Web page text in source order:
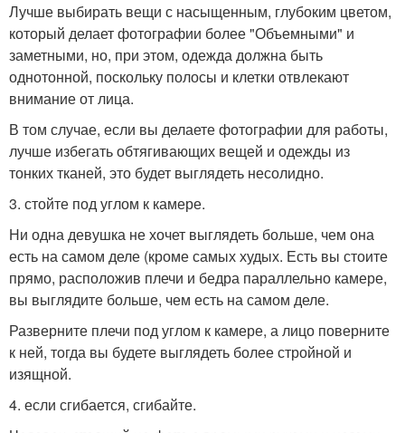
Лучше выбирать вещи с насыщенным, глубоким цветом,
который делает фотографии более "Объемными" и
заметными, но, при этом, одежда должна быть
однотонной, поскольку полосы и клетки отвлекают
внимание от лица.
В том случае, если вы делаете фотографии для работы,
лучше избегать обтягивающих вещей и одежды из
тонких тканей, это будет выглядеть несолидно.
3. стойте под углом к камере.
Ни одна девушка не хочет выглядеть больше, чем она
есть на самом деле (кроме самых худых. Есть вы стоите
прямо, расположив плечи и бедра параллельно камере,
вы выглядите больше, чем есть на самом деле.
Разверните плечи под углом к камере, а лицо поверните
к ней, тогда вы будете выглядеть более стройной и
изящной.
4. если сгибается, сгибайте.